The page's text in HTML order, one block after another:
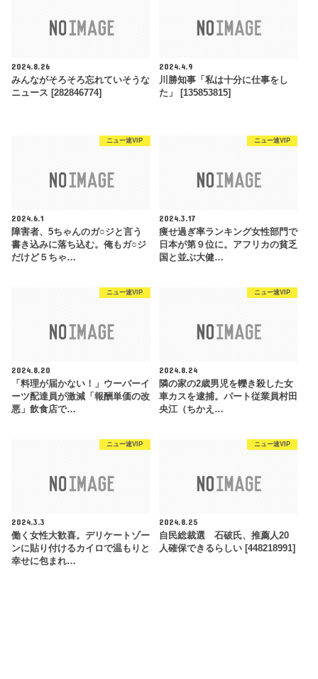
2024.8.26
みんながそろそろ忘れていそうな
ニュース [282846774]
2024.4.9
川勝知事「私は十分に仕事をし
た」 [135853815]
ニュー速VIP
2024.6.1
障害者、5ちゃんのガ○ジと言う
書き込みに落ち込む。俺もガ○ジ
だけど５ちゃ…
ニュー速VIP
2024.3.17
痩せ過ぎ率ランキング女性部門で
日本が第９位に。アフリカの貧乏
国と並ぶ大健…
ニュー速VIP
2024.8.20
「料理が届かない！」ウーバーイ
ーツ配達員が激減「報酬単価の改
悪」飲食店で…
ニュー速VIP
2024.8.24
隣の家の2歳男児を轢き殺した女
車カスを逮捕。パート従業員村田
央江（ちかえ…
ニュー速VIP
2024.3.3
働く女性大歓喜。デリケートゾー
ンに貼り付けるカイロで温もりと
幸せに包まれ…
ニュー速VIP
2024.8.25
自民総裁選 石破氏、推薦人20
人確保できるらしい [448218991]